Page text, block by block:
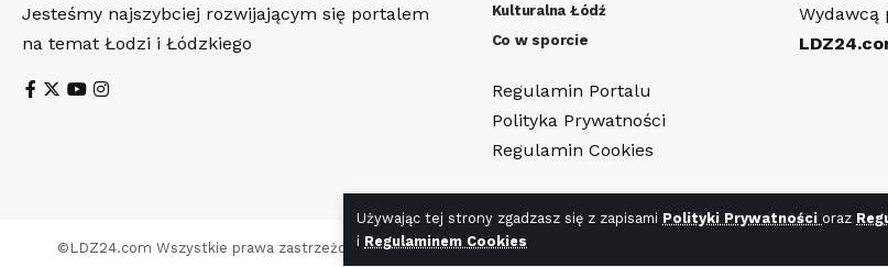
Używając tej strony zgadzasz się z zapisami Polityki Prywatności oraz
i Regulaminem Cookies
Jesteśmy najszybciej rozwijającym się portalem
na temat Łodzi i Łódzkiego
Kulturalna Łódź
Co w sporcie
Regulamin Portalu
Polityka Prywatności
Regulamin Cookies
© LDZ24.com Wszystkie prawa zastrzeżone. Wykonanie stronyWR7.pl